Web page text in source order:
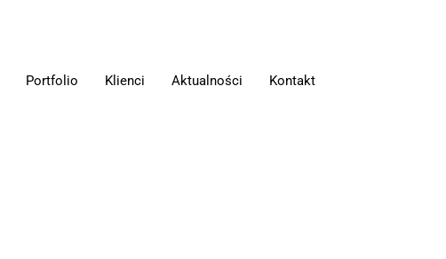
Portfolio Klienci Aktualności Kontakt